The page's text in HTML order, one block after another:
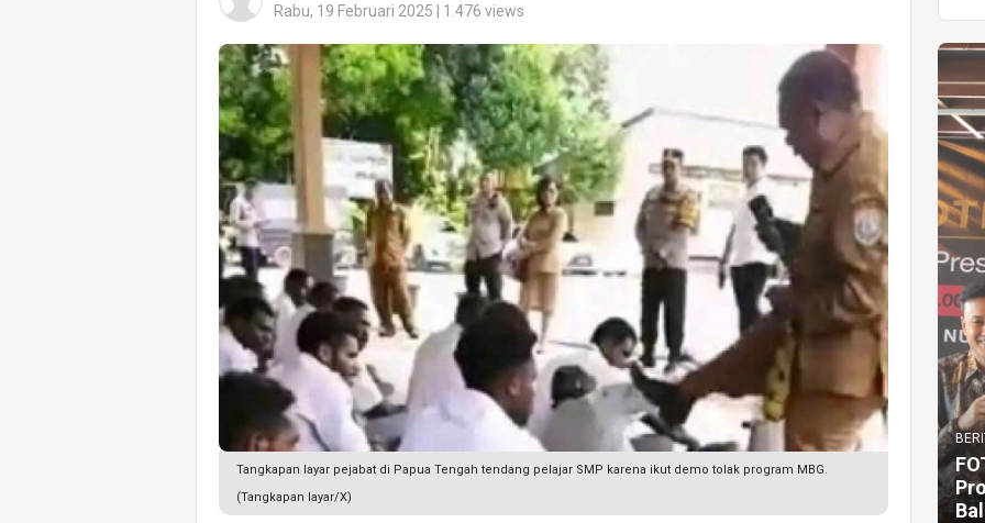
Rabu, 19 Februari 2025 | 1.476 views
Tangkapan layar pejabat di Papua Tengah tendang pelajar SMP karena ikut demo tolak program MBG.
(Tangkapan layar/X)